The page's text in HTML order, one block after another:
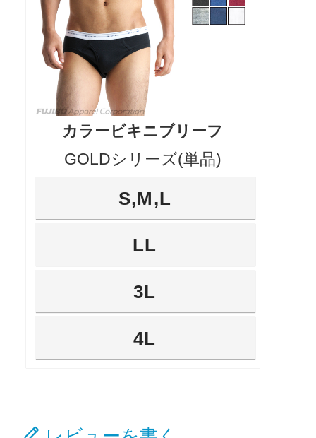
カラービキニブリーフ
GOLDシリーズ(単品)
S,M,L
LL
3L
4L